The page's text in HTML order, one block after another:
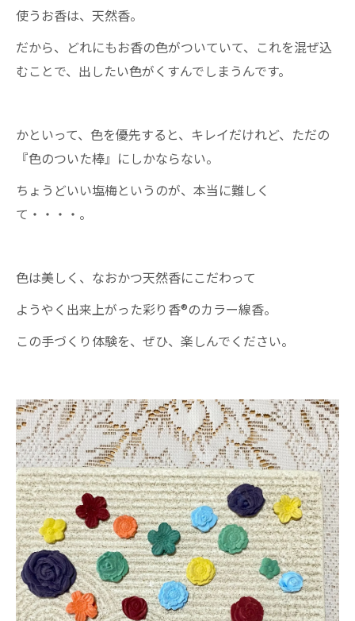
使うお香は、天然香。
だから、どれにもお香の色がついていて、これを混ぜ込
むことで、出したい色がくすんでしまうんです。
かといって、色を優先すると、キレイだけれど、ただの
『色のついた棒』にしかならない。
ちょうどいい塩梅というのが、本当に難しく
て・・・・。
色は美しく、なおかつ天然香にこだわって
ようやく出来上がった彩り香®のカラー線香。
この手づくり体験を、ぜひ、楽しんでください。